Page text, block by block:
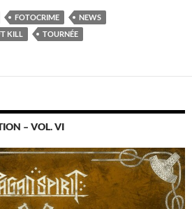
FOTOCRIME
NEWS
KILL TOURNÉE
– VOL. VI